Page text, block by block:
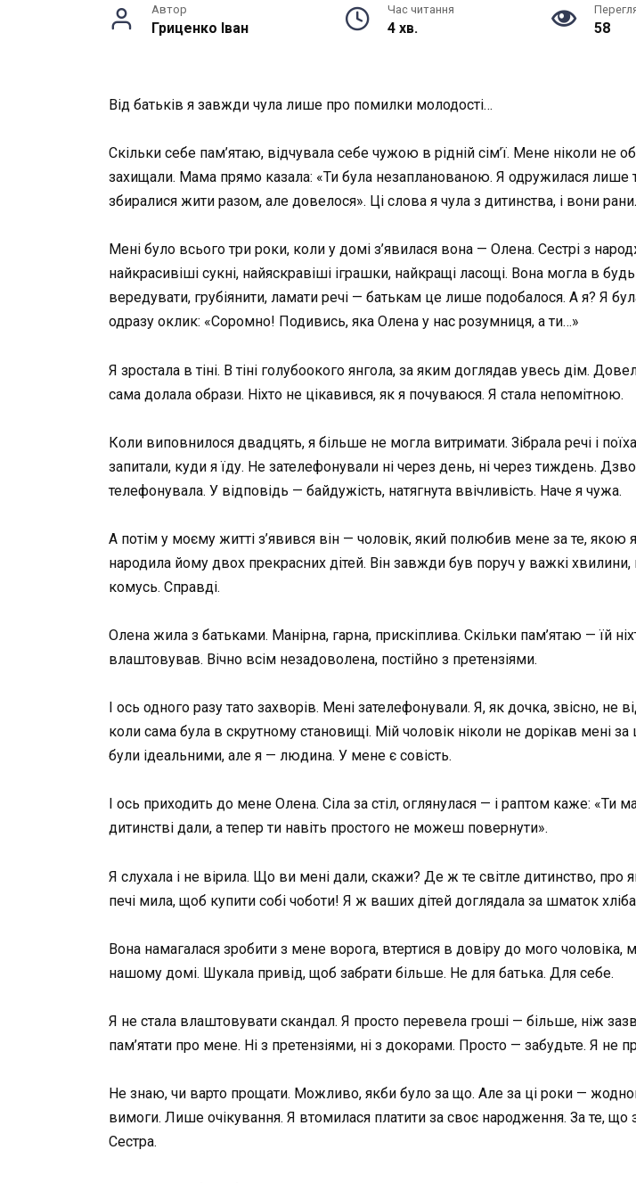
Автор
Гриценко Іван
Час читання
4 хв. 58
Від батьків я завжди чула лише про помилки молодості…
Скільки себе пам’ятаю, відчувала себе чужою в рідній сім’ї. Мене ніколи не
захищали. Мама прямо казала: «Ти була незапланованою. Я одружилася лише
збиралися жити разом, але довелося». Ці слова я чула з дитинства, і вони
Мені було всього три роки, коли у домі з’явилася вона — Олена. Сестрі з
найкрасивіші сукні, найяскравіші іграшки, найкращі ласощі. Вона могла в
вередувати, грубіянити, ламати речі — батькам це лише подобалося. А я? Я
одразу оклик: «Соромно! Подивись, яка Олена у нас розумниця, а ти…»
Я зростала в тіні. В тіні голубоокого янгола, за яким доглядав увесь дім.
сама долала образи. Ніхто не цікавився, як я почуваюся. Я стала непомітною.
Коли виповнилося двадцять, я більше не могла витримати. Зібрала речі і
запитали, куди я їду. Не зателефонували ні через день, ні через тиждень.
телефонувала. У відповідь — байдужість, натягнута ввічливість. Наче я чужа.
А потім у моєму житті з’явився він — чоловік, який полюбив мене за те,
народила йому двох прекрасних дітей. Він завжди був поруч у важкі
комусь. Справді.
Олена жила з батьками. Манірна, гарна, прискіплива. Скільки пам’ятаю — їй
влаштовував. Вічно всім незадоволена, постійно з претензіями.
І ось одного разу тато захворів. Мені зателефонували. Я, як дочка, звісно,
коли сама була в скрутному становищі. Мій чоловік ніколи не дорікав мені
були ідеальними, але я — людина. У мене є совість.
І ось приходить до мене Олена. Сіла за стіл, оглянулася — і раптом каже:
дитинстві дали, а тепер ти навіть простого не можеш повернути».
Я слухала і не вірила. Що ви мені дали, скажи? Де ж те світле дитинство, про
печі мила, щоб купити собі чоботи! Я ж ваших дітей доглядала за шматок
Вона намагалася зробити з мене ворога, втертися в довіру до мого
нашому домі. Шукала привід, щоб забрати більше. Не для батька. Для себе.
Я не стала влаштовувати скандал. Я просто перевела гроші — більше, ніж
пам’ятати про мене. Ні з претензіями, ні з докорами. Просто — забудьте. Я
Не знаю, чи варто прощати. Можливо, якби було за що. Але за ці роки —
вимоги. Лише очікування. Я втомилася платити за своє народження. За те,
Сестра.